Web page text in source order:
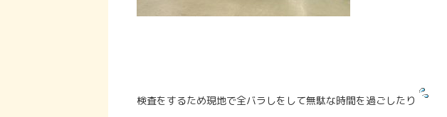
検査をするため現地で全バラしをして無駄な時間を過ごしたり